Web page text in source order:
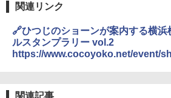
ENDLESS BASE 《
テント ワンタッチ
500002(88859)
￥2,980
関連リンク
🔗ひつじのショーンが案内する横浜
ルスタンプラリー vol.2
https://www.cocoyoko.net/event/
関連記事